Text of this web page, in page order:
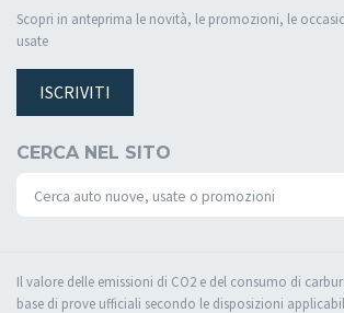
Scopri in anteprima le novità, le promozioni, le
usate
ISCRIVITI
CERCA NEL SITO
Il valore delle emissioni di CO2 e del consumo di
base di prove ufficiali secondo le disposizioni